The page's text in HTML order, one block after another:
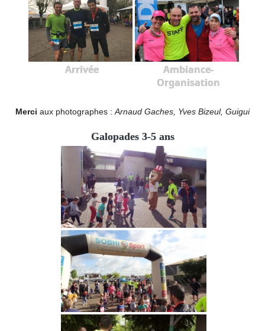
Arrivée
Ambiance-
Organisation
Merci aux photographes : Arnaud Gaches, Yves Bizeul, Guigui
Galopades 3-5 ans